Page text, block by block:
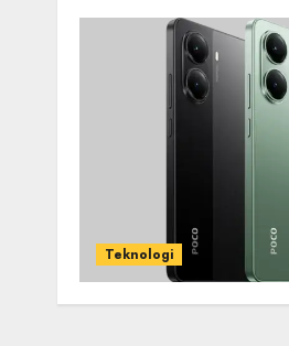
Teknologi